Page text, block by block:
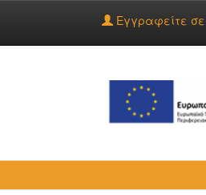
Εγγραφείτε